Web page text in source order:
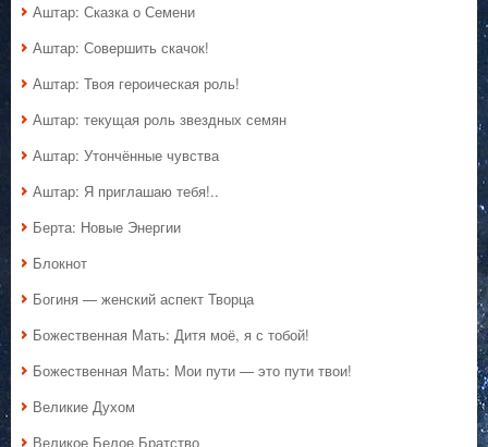
Аштар: Сказка о Семени
Аштар: Совершить скачок!
Аштар: Твоя героическая роль!
Аштар: текущая роль звездных семян
Аштар: Утончённые чувства
Аштар: Я приглашаю тебя!..
Берта: Новые Энергии
Блокнот
Богиня — женский аспект Творца
Божественная Мать: Дитя моё, я с тобой!
Божественная Мать: Мои пути — это пути твои!
Великие Духом
Великое Белое Братство